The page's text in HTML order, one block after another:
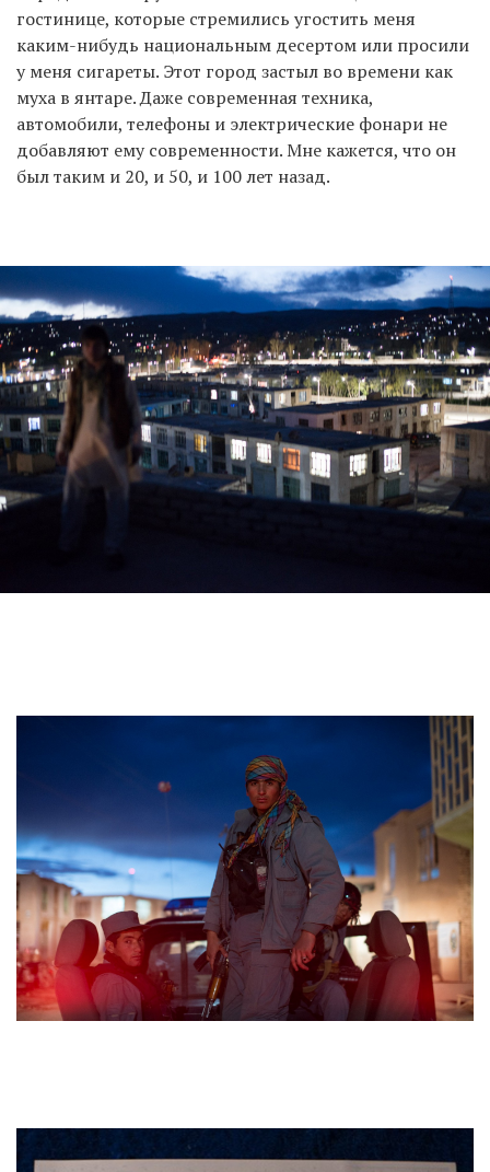
гостинице, которые стремились угостить меня
каким-нибудь национальным десертом или просили
у меня сигареты. Этот город застыл во времени как
муха в янтаре. Даже современная техника,
автомобили, телефоны и электрические фонари не
добавляют ему современности. Мне кажется, что он
был таким и 20, и 50, и 100 лет назад.